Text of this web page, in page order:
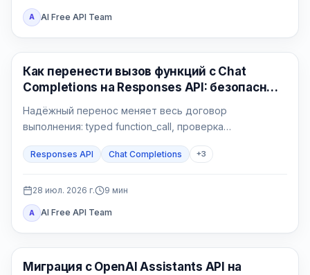
A AI Free API Team
API Гайды
Как перенести вызов функций с Chat
Completions на Responses API: безопасный
Надёжный перенос меняет весь договор
выполнения: typed function_call, проверка
function_call_output с тем же call_id и проверяемый
Responses API Chat Completions +3
28 июл. 2026 г. 9 мин
A AI Free API Team
API Гайды
Миграция с OpenAI Assistants API на